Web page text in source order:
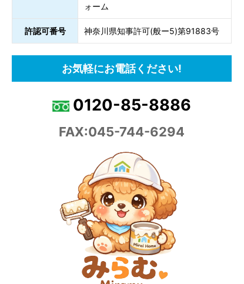
ォーム
許認可番号 神奈川県知事許可(般ー5)第91883号
お気軽にお電話ください!
0120-85-8886
FAX:045-744-6294